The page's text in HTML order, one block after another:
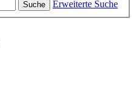
Suche
Erweiterte Suche